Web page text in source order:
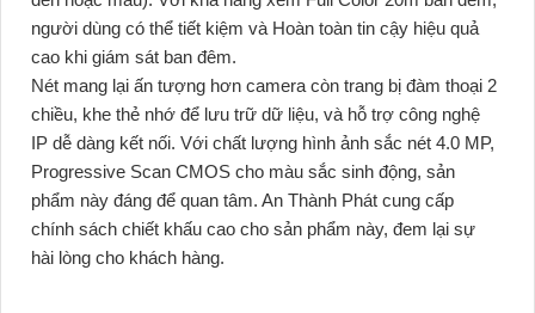
người dùng có thể tiết kiệm và Hoàn toàn tin cậy hiệu quả
cao khi giám sát ban đêm.
Nét mang lại ấn tượng hơn camera còn trang bị đàm thoại 2
chiều, khe thẻ nhớ để lưu trữ dữ liệu, và hỗ trợ công nghệ
IP dễ dàng kết nối. Với chất lượng hình ảnh sắc nét 4.0 MP,
Progressive Scan CMOS cho màu sắc sinh động, sản
phẩm này đáng để quan tâm. An Thành Phát cung cấp
chính sách chiết khấu cao cho sản phẩm này, đem lại sự
hài lòng cho khách hàng.